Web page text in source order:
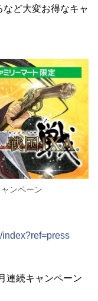
ど大変お得なキャ
ンペーン
index?ref=press
連続キャンペーン